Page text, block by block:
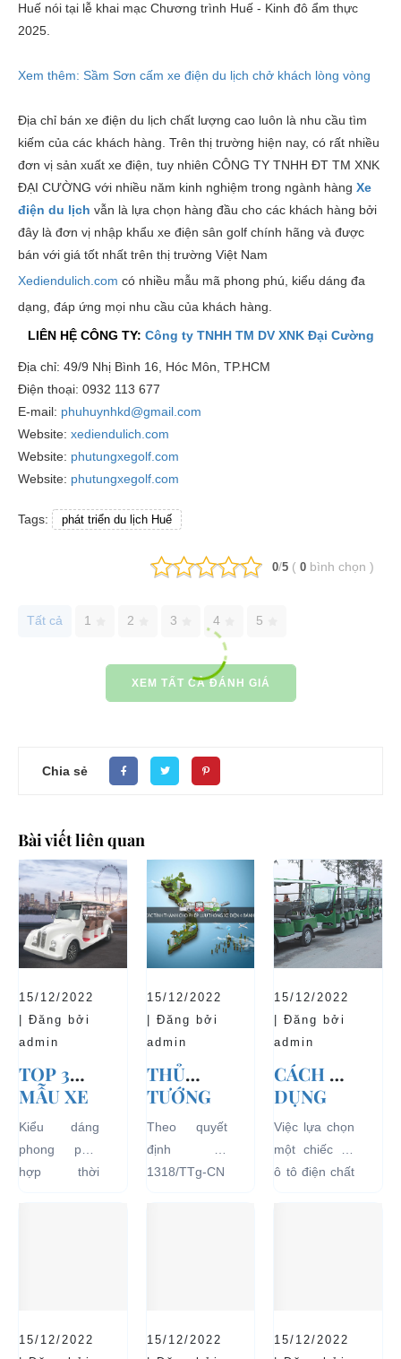
Huế nói tại lễ khai mạc Chương trình Huế - Kinh đô ẩm thực
2025.
Xem thêm: Sầm Sơn cấm xe điện du lịch chở khách lòng vòng
Địa chỉ bán xe điện du lịch chất lượng cao luôn là nhu cầu tìm
kiếm của các khách hàng. Trên thị trường hiện nay, có rất nhiều
đơn vị sản xuất xe điện, tuy nhiên CÔNG TY TNHH ĐT TM XNK
ĐẠI CƯỜNG với nhiều năm kinh nghiệm trong ngành hàng Xe
điện du lịch vẫn là lựa chọn hàng đầu cho các khách hàng bởi
đây là đơn vị nhập khẩu xe điện sân golf chính hãng và được
bán với giá tốt nhất trên thị trường Việt Nam
Xediendulich.com có nhiều mẫu mã phong phú, kiểu dáng đa
dạng, đáp ứng mọi nhu cầu của khách hàng.
LIÊN HỆ CÔNG TY: Công ty TNHH TM DV XNK Đại Cường
Địa chỉ: 49/9 Nhị Bình 16, Hóc Môn, TP.HCM
Điện thoại: 0932 113 677
E-mail: phuhuynhkd@gmail.com
Website: xediendulich.com
Website: phutungxegolf.com
Website: phutungxegolf.com
Tags: phát triển du lịch Huế
0/5 ( 0 bình chọn )
Tất cả 1 2 3 4 5
XEM TẤT CẢ ĐÁNH GIÁ
Chia sẻ
Bài viết liên quan
15/12/2022
| Đăng bởi
admin
TOP 3
MẪU XE
Ô TÔ
ĐIỆN
THỊNH
HÀNH VÀ
Kiểu dáng
phong phú,
hợp thời
15/12/2022
| Đăng bởi
admin
THỦ
TƯỚNG
CHÍNH
PHỦ
ĐỒNG Ý
TẠI CÁC
Theo quyết
định số
1318/TTg-CN
15/12/2022
| Đăng bởi
admin
CÁCH SỬ
DỤNG
XE Ô TÔ
ĐIỆN ĐỂ
TĂNG
TUỔI
Việc lựa chọn
một chiếc xe
ô tô điện chất
15/12/2022
15/12/2022
15/12/2022